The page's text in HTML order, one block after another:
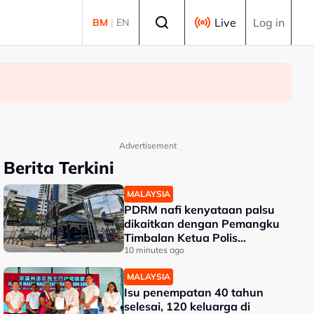
BM | EN Live Log in
Advertisement
Berita Terkini
MALAYSIA
PDRM nafi kenyataan palsu
dikaitkan dengan Pemangku
Timbalan Ketua Polis
Negara
10 minutes ago
MALAYSIA
Isu penempatan 40 tahun
selesai, 120 keluarga di